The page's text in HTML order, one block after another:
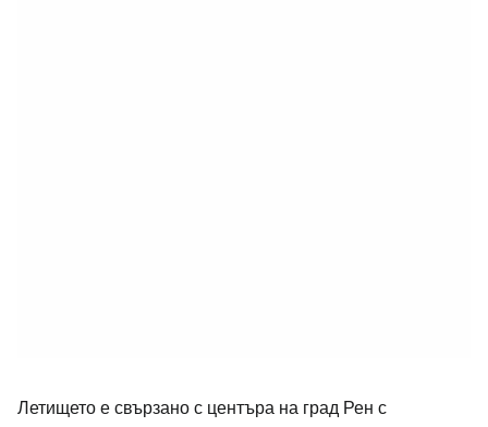
Летището е свързано с центъра на град Рен с